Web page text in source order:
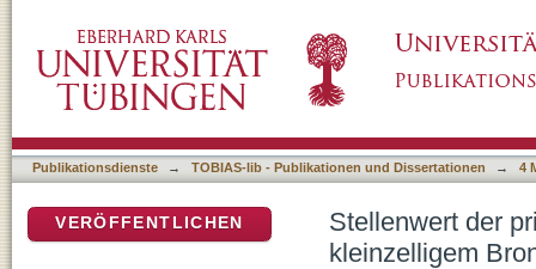
im Stadium limited disease
Publikationsdienste → TOBIAS-lib - Publikationen und Dissertationen → 4
Stellenwert der
kleinzelligem
VERÖFFENTLICHEN